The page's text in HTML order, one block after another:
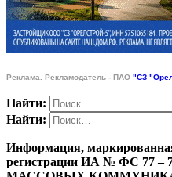
Реклама. Рекламодатель - ПАО "СЗ
Найти:
Найти:
Информация,
регистрации ИА № ФС